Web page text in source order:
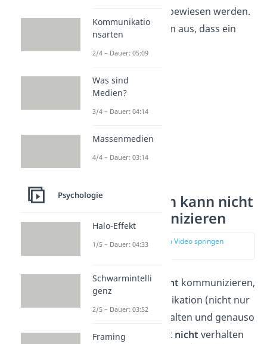
muss deshalb nicht bewiesen werden.
Jeder geht also davon aus, dass ein
1. Axiom: Man kann nicht
nicht kommunizieren
zur Stelle im Video springen
„Man kann nicht nicht kommunizieren,
denn jede Kommunikation (nicht nur
mit Worten) ist Verhalten und genauso
wie man sich nicht nicht verhalten
Kommunikatio
nsarten
2/4 – Dauer: 05:09
Was sind
Medien?
3/4 – Dauer: 04:14
Massenmedien
4/4 – Dauer: 03:14
Psychologie
Halo-Effekt
1/5 – Dauer: 04:33
Schwarmintelli
genz
2/5 – Dauer: 03:52
Framing